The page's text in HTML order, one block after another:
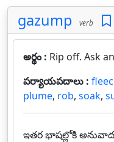
gazump verb
అర్థం : Rip off. Ask
పర్యాయపదాలు :
plume, rob, soak,
ఇతర భాషల్లోకి